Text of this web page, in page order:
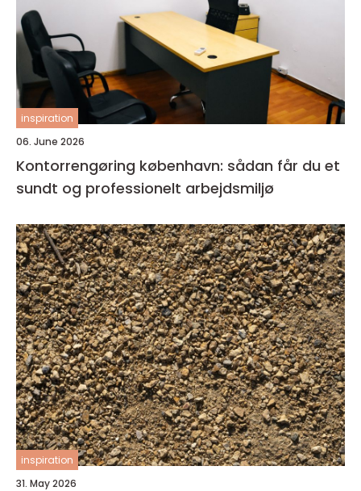
inspiration
06. June 2026
Kontorrengøring københavn: sådan får du et
sundt og professionelt arbejdsmiljø
inspiration
31. May 2026